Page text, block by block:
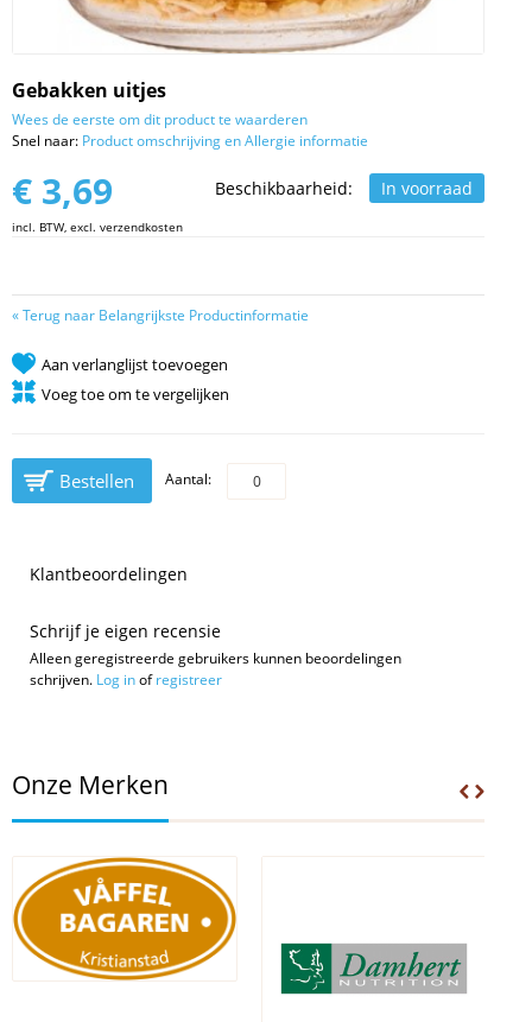
Gebakken uitjes
Wees de eerste om dit product te waarderen
Snel naar: Product omschrijving en Allergie informatie
Beschikbaarheid: In voorraad
€ 3,69
incl. BTW, excl. verzendkosten
«Terug naar Belangrijkste Productinformatie
Aan verlanglijst toevoegen
Voeg toe om te vergelijken
Bestellen Aantal:
Klantbeoordelingen
Schrijf je eigen recensie
Alleen geregistreerde gebruikers kunnen beoordelingen
schrijven. Log inofregistreer
Onze Merken